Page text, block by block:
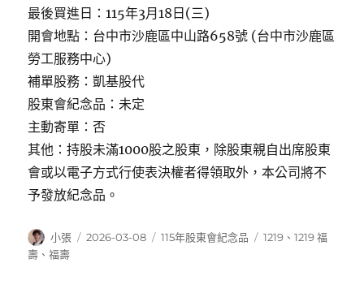
最後買進日：115年3月18日(三)
開會地點：台中市沙鹿區中山路658號 (台中市沙鹿區
勞工服務中心)
補單股務：凱基股代
股東會紀念品：未定
主動寄單：否
其他：持股未滿1000股之股東，除股東親自出席股東
會或以電子方式行使表決權者得領取外，本公司將不
予發放紀念品。
作
者
小張
發
2026-03-08
分
115年股東會紀念品
標
1219 、1219 福
壽 、福壽